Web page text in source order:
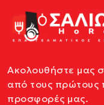
Ακολουθήστε μας
από τους πρώτους
προσφορές μας.